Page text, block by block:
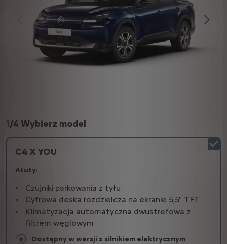
1/4 Wybierz model
C4 X YOU
Atuty:
Czujniki parkowania z tyłu
Cyfrowa deska rozdzielcza na ekranie 5,5" TFT
Klimatyzacja automatyczna dwustrefowa z
filtrem węglowym
Dostępny w wersji z silnikiem elektrycznym